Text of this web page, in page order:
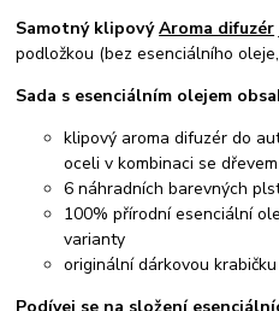
Samotný klipovýAroma difuzér
podložkou (bez esenciálního
Sada s esenciálním olejem
klipový aroma difuzér do
oceli v kombinaci se dřevem
6 náhradních barevných
100% přírodní esenciální
varianty
originální dárkovou krabičku